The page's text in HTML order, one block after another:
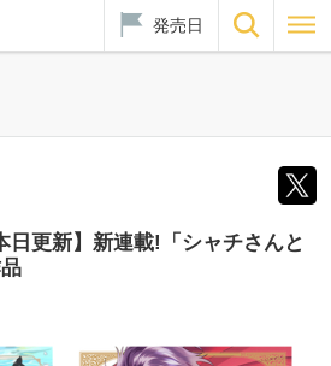
発売日
日更新】新連載!「シャチさんと